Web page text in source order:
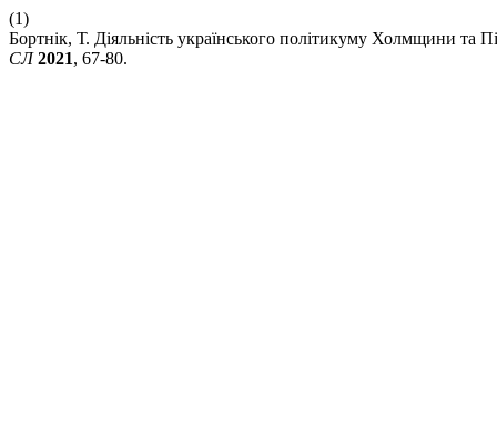
(1)
Бортнік, Т. Діяльність українського політикуму Холмщини
СЛ 2021, 67-80.